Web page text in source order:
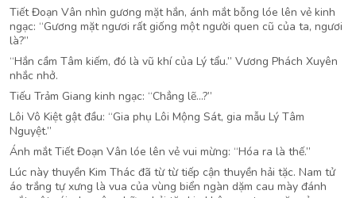
Tiết Đoạn Vân nhìn gương mặt hắn, ánh mắt bỗng lóe lên vẻ kinh
ngạc: “Gương mặt ngươi rất giống một người quen cũ của ta, ngươi
là?”
“Hắn cầm Tâm kiếm, đó là vũ khí của Lý tẩu.” Vương Phách Xuyên
nhắc nhở.
Tiếu Trảm Giang kinh ngạc: “Chẳng lẽ…?”
Lôi Vô Kiệt gật đầu: “Gia phụ Lôi Mộng Sát, gia mẫu Lý Tâm
Nguyệt.”
Ánh mắt Tiết Đoạn Vân lóe lên vẻ vui mừng: “Hóa ra là thế.”
Lúc này thuyền Kim Thác đã từ từ tiếp cận thuyền hải tặc. Nam tử
áo trắng tự xưng là vua của vùng biển ngàn dặm cau mày đánh